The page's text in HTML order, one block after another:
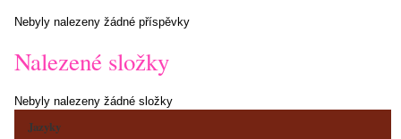
Nebyly nalezeny žádné příspěvky
Nalezené složky
Nebyly nalezeny žádné složky
Jazyky